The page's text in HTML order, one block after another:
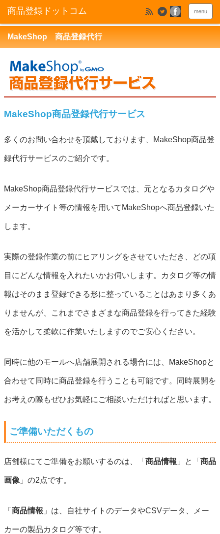
menu
MakeShop 商品登録代行
MakeShop商品登録代行サービス
多くのお問い合わせを頂戴しております、MakeShop商品登
録代行サービスのご紹介です。
MakeShop商品登録代行サービスでは、元となるカタログや
メーカーサイト等の情報を用いてMakeShopへ商品登録いた
します。
実際の登録作業の前にヒアリングをさせていただき、どの項
目にどんな情報を入れたいかお伺いします。カタログ等の情
報はそのまま登録できる形に整っていることはあまり多くあ
りませんが、これまでさまざまな商品登録を行ってきた経験
を活かして柔軟に作業いたしますのでご安心ください。
同時に他のモールへ店舗展開される場合には、MakeShopと
合わせて同時に商品登録を行うことも可能です。同時展開を
お考えの際もぜひお気軽にご相談いただければと思います。
ご準備いただくもの
店舗様にてご準備をお願いするのは、「 商品情報 」と「 商品
画像 」の2点です。
「 商品情報 」は、自社サイトのデータやCSVデータ、メー
カーの製品カタログ等です。